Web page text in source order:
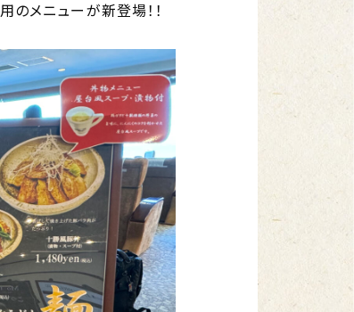
用のメニューが新登場！！